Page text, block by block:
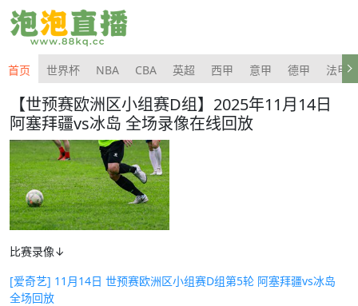
首页 世界杯 NBA CBA 英超 西甲 意甲 德甲 法甲
【世预赛欧洲区小组赛D组】2025年11月14日
阿塞拜疆vs冰岛 全场录像在线回放
比赛录像↓
[爱奇艺] 11月14日 世预赛欧洲区小组赛D组第5轮 阿塞拜疆vs冰岛
全场回放